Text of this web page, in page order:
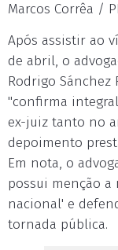
Marcos Corrêa /
Após assistir ao
de abril, o
Rodrigo
"confirma
ex-juiz tanto no
depoimento
Em nota, o
possui menção a
nacional' e
tornada pública.